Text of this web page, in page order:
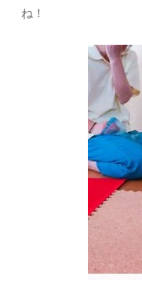
ね！